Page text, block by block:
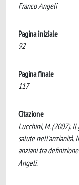
Franco Angeli
Pagina iniziale
92
Pagina finale
117
Citazione
Lucchini, M. (2007).
salute nell'anzianità.
anziani tra
Angeli.